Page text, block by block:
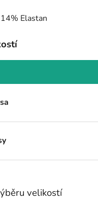
Elastan
velikostí